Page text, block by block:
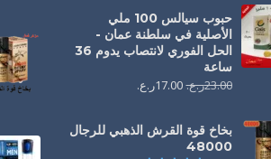
حبوب سيالس 100 ملي
الأصلية في سلطنة عمان -
الحل الفوري لانتصاب يدوم 36
ساعة
23.00ر.ع. 17.00ر.ع.
بخاخ قوة القرش الذهبي للرجال
48000